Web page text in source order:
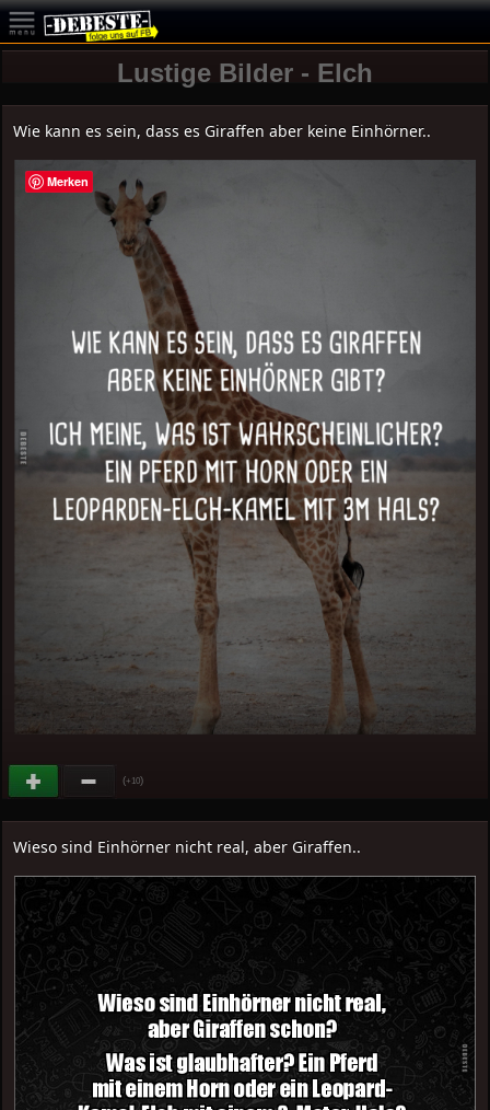
Lustige Bilder - Elch
Wie kann es sein, dass es Giraffen aber keine Einhörner..
(+10)
Wieso sind Einhörner nicht real, aber Giraffen..
Merken